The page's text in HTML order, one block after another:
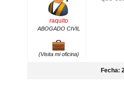
raquito
ABOGADO CIVIL
(Visita mi oficina)
Fecha: